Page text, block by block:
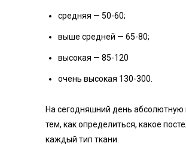
средняя — 50-60;
выше средней — 65-80;
высокая — 85-120
очень высокая 130-300.
На сегодняшний день абсолютную
тем, как определиться, какое
каждый тип ткани.